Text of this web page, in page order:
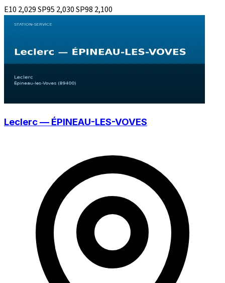
E10 2,029SP95 2,030SP98 2,100
Leclerc — ÉPINEAU-LES-VOVES